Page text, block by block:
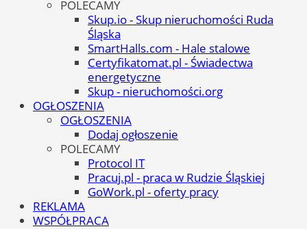
POLECAMY
Skup.io - Skup nieruchomości Ruda
Śląska
SmartHalls.com - Hale stalowe
Certyfikatomat.pl - Świadectwa
energetyczne
Skup - nieruchomości.org
OGŁOSZENIA
OGŁOSZENIA
Dodaj ogłoszenie
POLECAMY
Protocol IT
Pracuj.pl - praca w Rudzie Śląskiej
GoWork.pl - oferty pracy
REKLAMA
WSPÓŁPRACA